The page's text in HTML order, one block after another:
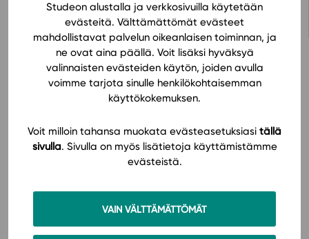
Studeon alustalla ja verkkosivuilla käytetään
evästeitä. Välttämättömät evästeet
mahdollistavat palvelun oikeanlaisen toiminnan, ja
ne ovat aina päällä. Voit lisäksi hyväksyä
valinnaisten evästeiden käytön, joiden avulla
voimme tarjota sinulle henkilökohtaisemman
käyttökokemuksen.
Voit milloin tahansa muokata evästeasetuksiasi tällä
sivulla. Sivulla on myös lisätietoja käyttämistämme
evästeistä.
VAIN VÄLTTÄMÄTTÖMÄT
Käyttöönotto